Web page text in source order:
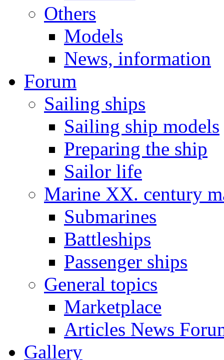
Others
Models
News, information
Forum
Sailing ships
Sailing ship models
Preparing the ship
Sailor life
Marine XX. century
Submarines
Battleships
Passenger ships
General topics
Marketplace
Articles News
Gallery